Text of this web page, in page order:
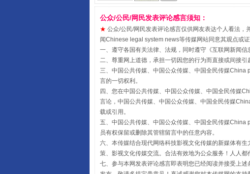
国家大学科技园优化重塑工作
公众/公民/网民发表评论感言须知：
★ 公众/公民/网民发表评论感言仅供网友表达个人看法
闻Chinese legal system news等传媒网站同意其观点或
一、遵守各国有关法律、法规，同时遵守《互联网新闻信
二、尊重网上道德，承担一切因您的行为而直接或间接引
三、中国公共传媒、中国公众传媒、中国全民传媒
言的一切权利。
四、您在中国公共传媒、中国公众传媒、中国全民传媒
言论，中国公共传媒、中国公众传媒、中国全民传媒
载或引用。
五、中国公共传媒、中国公众传媒、中国全民传媒
员有权保留或删除其管辖留言中的任意内容。
六、本传媒结合现代网络科技影视文化传媒的新媒体有
策、影视文化传媒交流。合法有效地为公众服务！人人都
七、参与本网发表评论感言即表明您已经阅读并接受上